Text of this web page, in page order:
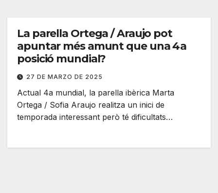
La parella Ortega / Araujo pot
apuntar més amunt que una 4a
posició mundial?
27 DE MARZO DE 2025
Actual 4a mundial, la parella ibèrica Marta
Ortega / Sofia Araujo realitza un inici de
temporada interessant però té dificultats…